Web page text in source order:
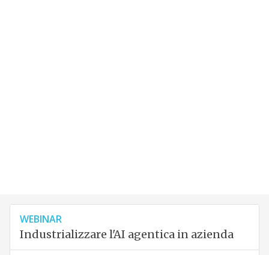
WEBINAR
Industrializzare l'AI agentica in azienda